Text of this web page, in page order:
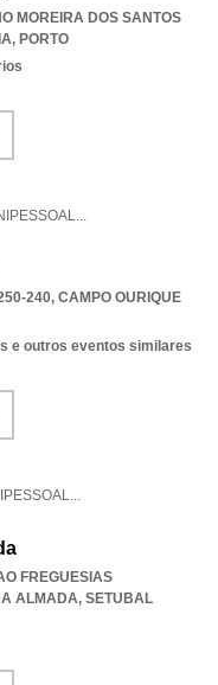
MOREIRA DOS SANTOS
, PORTO
...
240, CAMPO OURIQUE
e outros eventos similares
...
FREGUESIAS
ALMADA, SETUBAL